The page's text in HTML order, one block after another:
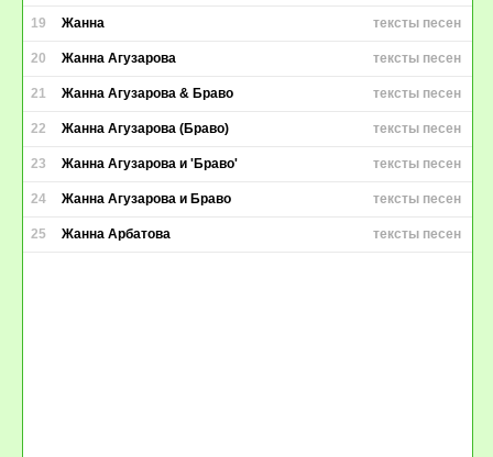
19 Жанна тексты песен
20 Жанна Агузарова тексты песен
21 Жанна Агузарова & Браво тексты песен
22 Жанна Агузарова (Браво) тексты песен
23 Жанна Агузарова и 'Браво' тексты песен
24 Жанна Агузарова и Браво тексты песен
25 Жанна Арбатова тексты песен